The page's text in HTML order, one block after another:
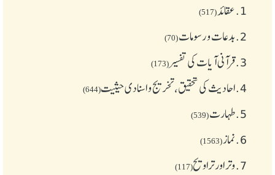
1. عقائد(517)
2. بدعات و رسومات(70)
3. قرآنی آیات کی تفسیر(173)
4. احادیث کی تحقیق، تخریج و اسنادی حیثیت(644)
5. طهارت(539)
6. نماز(1563)
7. وتر اور تراویح(117)